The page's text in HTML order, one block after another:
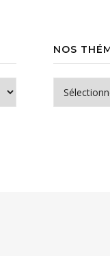
NOS
Nos